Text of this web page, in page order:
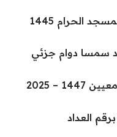
الحرام 1445
سمسا دوام جزئي
– 2025
العداد